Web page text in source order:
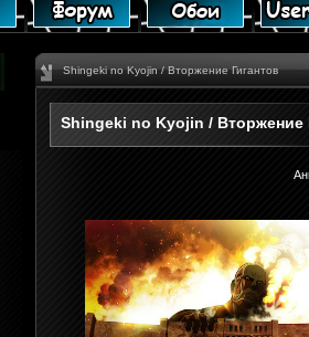
Shingeki no Kyojin / Вторжение Гигантов
Shingeki no Kyojin / Вторжение